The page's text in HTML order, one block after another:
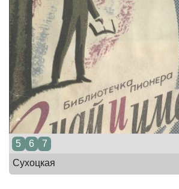
5 6
7
Сухоцкая